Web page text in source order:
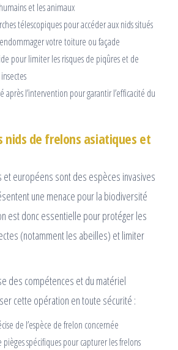
et les animaux
télescopiques pour accéder aux nids situés
votre toiture ou façade
pour limiter les risques de piqûres et de
après l’intervention pour garantir l’efficacité du
nids de frelons asiatiques et
et européens sont des espèces invasives
une menace pour la biodiversité
est donc essentielle pour protéger les
(notamment les abeilles) et limiter
des compétences et du matériel
cette opération en toute sécurité :
de l’espèce de frelon concernée
spécifiques pour capturer les frelons